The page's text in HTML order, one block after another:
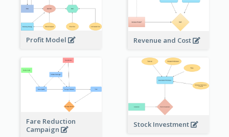
Revenue and Cost
Profit Model
Fare Reduction
Campaign
Stock Investment